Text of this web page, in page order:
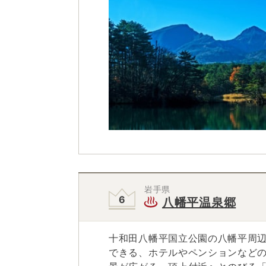
岩手県
八幡平温泉郷
十和田八幡平国立公園の八幡平周
できる、ホテルやペンションなどの宿泊施設が充